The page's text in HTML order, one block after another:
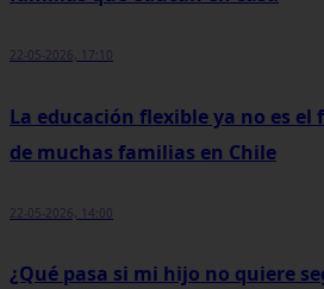
22-05-2026, 17:10
La educación flexible ya no es
de muchas familias en Chile
22-05-2026, 14:00
¿Qué pasa si mi hijo no quiere